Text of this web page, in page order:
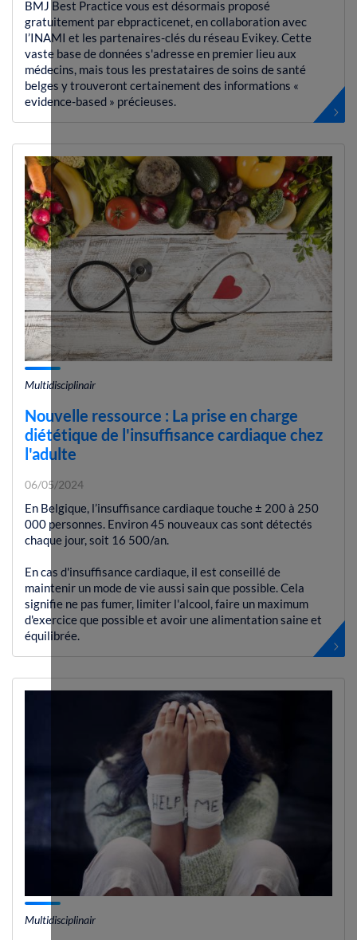
BMJ Best Practice vous est désormais proposé
gratuitement par ebpracticenet, en collaboration avec
l’INAMI et les partenaires-clés du réseau Evikey. Cette
vaste base de données s'adresse en premier lieu aux
médecins, mais tous les prestataires de soins de santé
belges y trouveront certainement des informations «
evidence-based » précieuses.
Multidisciplinair
Nouvelle ressource : La prise en charge
diététique de l'insuffisance cardiaque chez
l'adulte
06/05/2024
En Belgique, l’insuffisance cardiaque touche ± 200 à 250
000 personnes. Environ 45 nouveaux cas sont détectés
chaque jour, soit 16 500/an.
En cas d'insuffisance cardiaque, il est conseillé de
maintenir un mode de vie aussi sain que possible. Cela
signifie ne pas fumer, limiter l'alcool, faire un maximum
d'exercice que possible et avoir une alimentation saine et
équilibrée.
Multidisciplinair